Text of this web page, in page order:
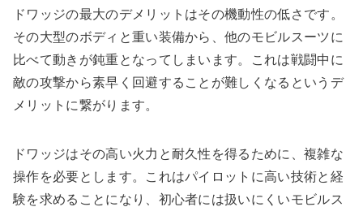
ドワッジの最大のデメリットはその機動性の低さです。
その大型のボディと重い装備から、他のモビルスーツに
比べて動きが鈍重となってしまいます。これは戦闘中に
敵の攻撃から素早く回避することが難しくなるというデ
メリットに繋がります。
ドワッジはその高い火力と耐久性を得るために、複雑な
操作を必要とします。これはパイロットに高い技術と経
験を求めることになり、初心者には扱いにくいモビルス